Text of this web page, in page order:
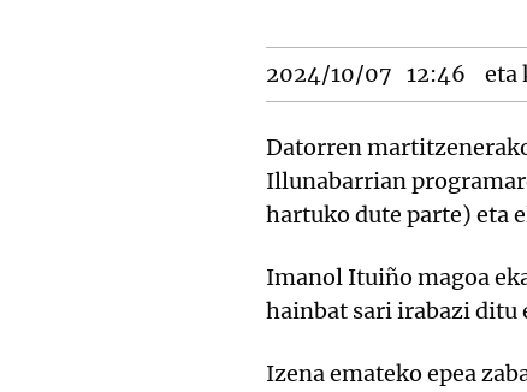
2024/10/07 12:46 eta
Datorren
Illunabarrian
hartuko dute parte) eta
Imanol Ituiño magoa
hainbat sari irabazi ditu
Izena emateko epea